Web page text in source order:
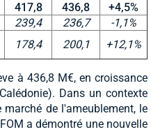
417,8 436,8
+4,5%
239,4 236,7
-1,1%
178,4 200,1 +12,1%
à 436,8 M€, en croissance
Dans un contexte
de l'ameublement, le
a démontré une nouvelle